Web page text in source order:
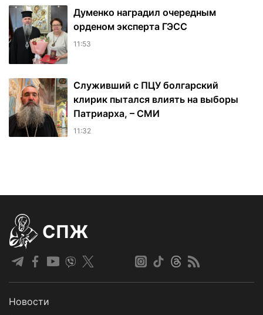
Думенко наградил очередным
орденом эксперта ГЭСС
11:53
Служивший с ПЦУ болгарский
клирик пытался влиять на выборы
Патриарха, – СМИ
11:32
СПЖ
Новости